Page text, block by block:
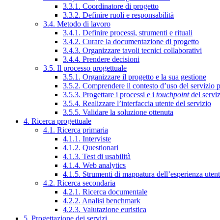
3.3.1. Coordinatore di progetto
3.3.2. Definire ruoli e responsabilità
3.4. Metodo di lavoro
3.4.1. Definire processi, strumenti e rituali
3.4.2. Curare la documentazione di progetto
3.4.3. Organizzare tavoli tecnici collaborativi
3.4.4. Prendere decisioni
3.5. Il processo progettuale
3.5.1. Organizzare il progetto e la sua gestione
3.5.2. Comprendere il contesto d’uso del servizio
3.5.3. Progettare i processi e i touchpointdel
3.5.4. Realizzare l’interfaccia utente del servizio
3.5.5. Validare la soluzione ottenuta
4. Ricerca progettuale
4.1. Ricerca primaria
4.1.1. Interviste
4.1.2. Questionari
4.1.3. Test di usabilità
4.1.4. Web analytics
4.1.5. Strumenti di mappatura dell’esperienza
4.2. Ricerca secondaria
4.2.1. Ricerca documentale
4.2.2. Analisi benchmark
4.2.3. Valutazione euristica
5. Progettazione dei servizi